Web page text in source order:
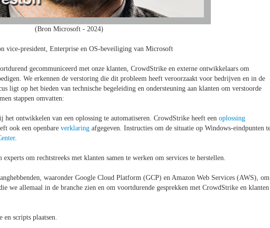
(Bron Microsoft - 2024)
vice-president, Enterprise en OS-beveiliging van Microsoft
gecommuniceerd met onze klanten, CrowdStrike en externe ontwikkelaars om
We erkennen de verstoring die dit probleem heeft veroorzaakt voor bedrijven en in de
ligt op het bieden van technische begeleiding en ondersteuning aan klanten om verstoorde
stappen omvatten:
ontwikkelen van een oplossing te automatiseren. CrowdStrike heeft een oplossing
ook een openbare verklaring afgegeven. Instructies om de situatie op Windows-eindpunten
.
om rechtstreeks met klanten samen te werken om services te herstellen.
waaronder Google Cloud Platform (GCP) en Amazon Web Services (AWS), om
we allemaal in de branche zien en om voortdurende gesprekken met CrowdStrike en klanten
scripts plaatsen.